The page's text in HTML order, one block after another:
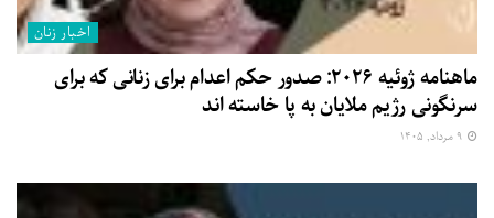
اخبار زنان
ماهنامه ژوئیه ۲۰۲۶: صدور حکم اعدام برای زنانی که برای
سرنگونی رژیم ملایان به پا خاسته اند